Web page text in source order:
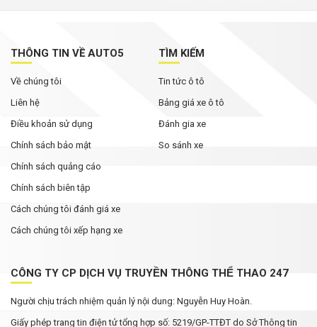
THÔNG TIN VỀ AUTO5
Về chúng tôi
Liên hệ
Điều khoản sử dụng
Chính sách bảo mật
Chính sách quảng cáo
Chính sách biên tập
Cách chúng tôi đánh giá xe
Cách chúng tôi xếp hạng xe
TÌM KIẾM
Tin tức ô tô
Bảng giá xe ô tô
Đánh gia xe
So sánh xe
CÔNG TY CP DỊCH VỤ TRUYỀN THÔNG THỂ THAO 247
Người chịu trách nhiệm quản lý nội dung: Nguyễn Huy Hoàn.
Giấy phép trang tin điện tử tổng hợp số: 5219/GP-TTĐT do Sở Thông tin